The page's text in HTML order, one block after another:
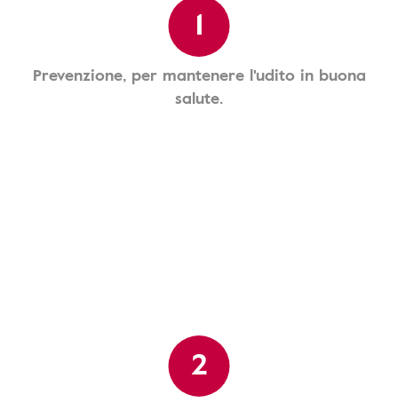
1
Prevenzione, per mantenere l'udito in buona
salute.
2